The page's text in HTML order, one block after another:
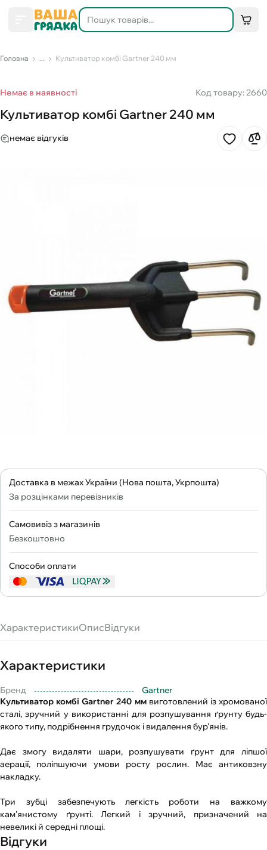
Головна ... Культиватор комбі Gartner 240 мм
Немає в наявності Код товару: 2660
Культиватор комбі Gartner 240 мм
немає відгуків
Доставка в межах України (Нова пошта, Укрпошта)
За розцінками перевізників
Самовивіз з магазинів
Безкоштовно
Способи оплати
ХарактеристикиОписВідгуки
Характеристики
Бренд
Gartner
Культиватор комбі Gartner 240 ммвиготовлений із хромованої
сталі, зручний у використанні для розпушування ґрунту будь-
якого типу, подрібнення грудочок і видалення бур'янів.
Дає змогу видаляти шари, розпушувати ґрунт для ліпшої
аерації, поліпшуючи умови росту рослин. Має антиковзну
накладку.
Три зубці забезпечують легкість роботи на важкому
кам'янистому ґрунті. Легкий і зручний, призначений на
невеликі й середні площі.
Відгуки